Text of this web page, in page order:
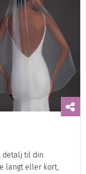
detalj til din
langt eller kort,